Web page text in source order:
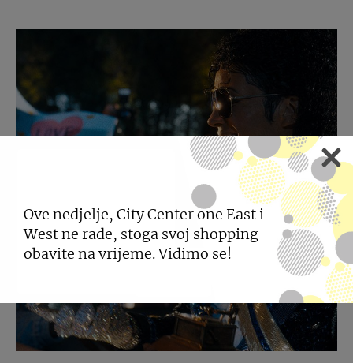
Ove nedjelje, City Center one East i
West ne rade, stoga svoj shopping
obavite na vrijeme. Vidimo se!